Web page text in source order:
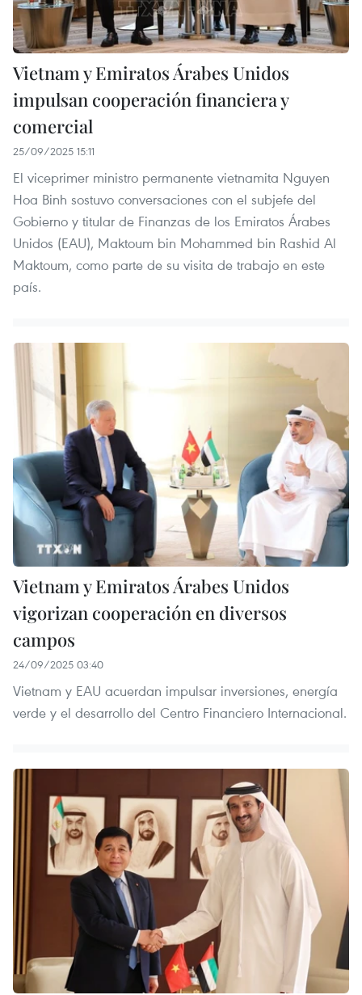
Vietnam y Emiratos Árabes Unidos
impulsan cooperación financiera y
comercial
25/09/2025 15:11
El viceprimer ministro permanente vietnamita Nguyen
Hoa Binh sostuvo conversaciones con el subjefe del
Gobierno y titular de Finanzas de los Emiratos Árabes
Unidos (EAU), Maktoum bin Mohammed bin Rashid Al
Maktoum, como parte de su visita de trabajo en este
país.
Vietnam y Emiratos Árabes Unidos
vigorizan cooperación en diversos
campos
24/09/2025 03:40
Vietnam y EAU acuerdan impulsar inversiones, energía
verde y el desarrollo del Centro Financiero Internacional.